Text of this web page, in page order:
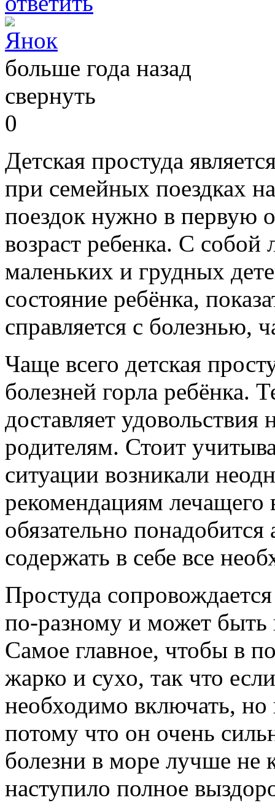
Янок
больше года назад
свернуть
0
Детская простуда
при семейных поездках
поездок нужно в первую
возраст ребенка. С
маленьких и грудных
состояние ребёнка,
справляется с болезнью,
Чаще всего детская
болезней горла ребёнка.
доставляет
родителям. Стоит
ситуации возникали
рекомендациям
обязательно понадобится
содержать в себе все
Простуда
по-разному и может
Самое главное, чтобы в
жарко и сухо, так что
необходимо включать, но
потому что он очень
болезни в море лучше не
наступило полное